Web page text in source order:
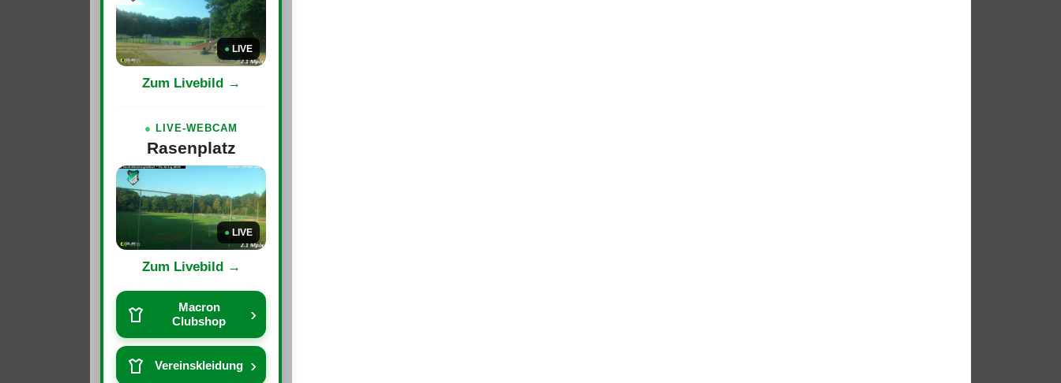
● LIVE
Zum Livebild →
● LIVE-WEBCAM
Rasenplatz
● LIVE
Zum Livebild →
Macron
Clubshop
›
Vereinskleidung ›